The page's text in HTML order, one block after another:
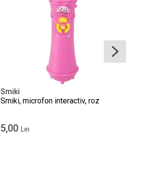
Smiki
Smiki, microfon interactiv, roz
5,00 Lei